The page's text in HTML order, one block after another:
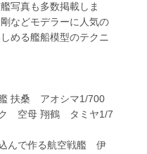
写真も多数掲載しま
などモデラーに人気の
める艦船模型のテクニ
扶桑 アオシマ1/700
ク 空母 翔鶴 タミヤ1/7
んで作る航空戦艦 伊